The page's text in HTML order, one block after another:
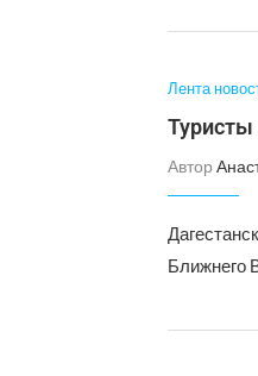
Лента
Автор
Ближнего